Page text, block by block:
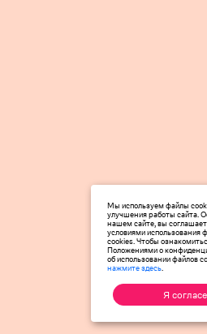
Мы используем файлы
улучшения работы сайта.
нашем сайте, вы
условиями использования
cookies. Чтобы
Положениями о
об использовании файлов
нажмите здесь.
Я